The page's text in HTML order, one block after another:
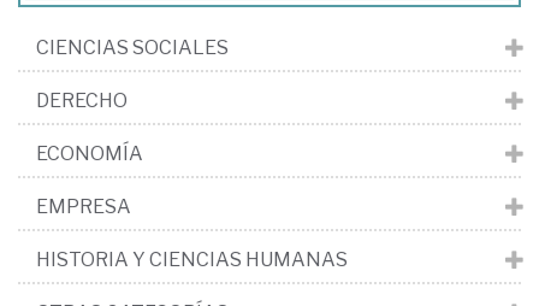
CIENCIAS SOCIALES
DERECHO
ECONOMÍA
EMPRESA
HISTORIA Y CIENCIAS HUMANAS